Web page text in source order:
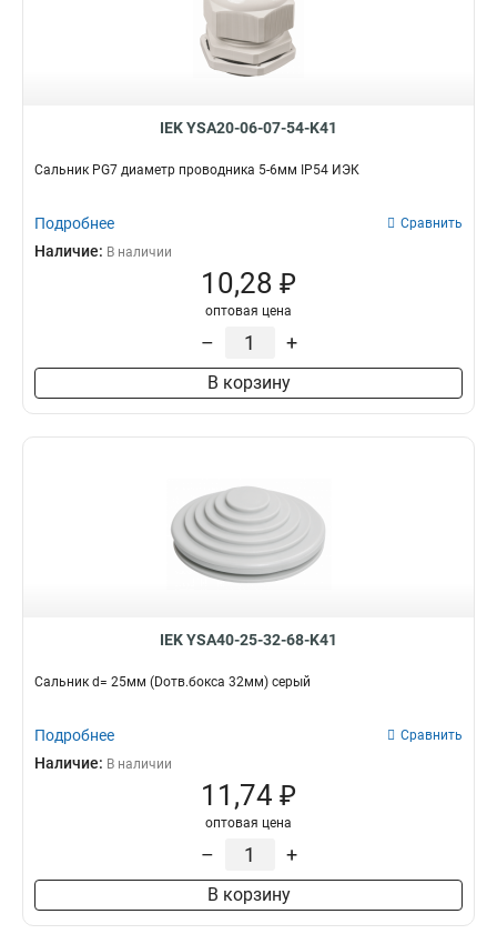
IEK YSA20-06-07-54-K41
Сальник PG7 диаметр проводника 5-6мм IP54 ИЭК
Подробнее Сравнить
Наличие: В наличии
10,28 ₽
оптовая цена
– +
В корзину
IEK YSA40-25-32-68-K41
Сальник d= 25мм (Dотв.бокса 32мм) серый
Подробнее Сравнить
Наличие: В наличии
11,74 ₽
оптовая цена
– +
В корзину